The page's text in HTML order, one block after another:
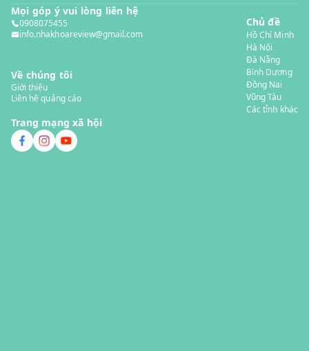
Mọi góp ý vui lòng liên hệ
0908075455
info.nhakhoareview@gmail.com
Về chúng tôi
Giới thiệu
Liên hệ quảng cáo
Trang mạng xã hội
Chủ đề
Hồ Chí Minh
Hà Nội
Đà Nẵng
Bình Dương
Đồng Nai
Vũng Tàu
Các tỉnh khác